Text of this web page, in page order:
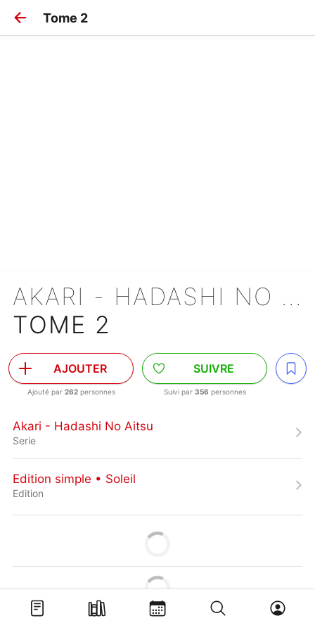
Tome 2
AKARI - HADASHI NO AITSU
TOME 2
AJOUTER
Ajouté par 262personnes
SUIVRE
Suivi par 356 personnes
Akari - Hadashi No Aitsu
Serie
Edition simple • Soleil
Edition